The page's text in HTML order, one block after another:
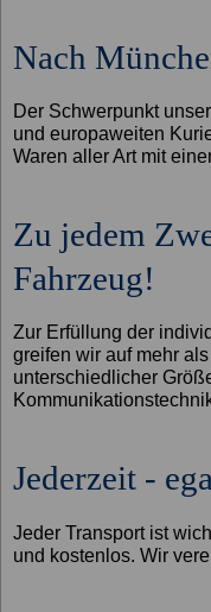
Nach
Der Schwerpunkt
und europaweiten
Waren aller Art mit
Zu jedem
Fahrzeug!
Zur Erfüllung der
greifen wir auf mehr
unterschiedlicher
Jederzeit -
Jeder Transport ist
und kostenlos. Wir